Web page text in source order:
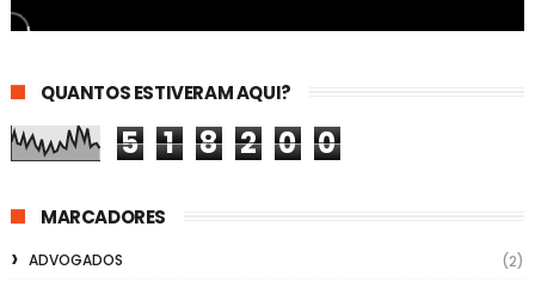
QUANTOS ESTIVERAM AQUI?
5 1 8 2 0 0
MARCADORES
ADVOGADOS
(2)